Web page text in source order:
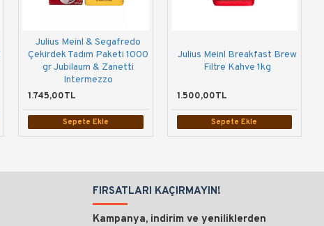
Julius Meinl Filtre Kahve
Tadım Paketi 440 g
1.040,00TL
Sepete Ekle
Julius Meinl President
Çekirdek Kahve 500g
Sepete Ekle
Julius Meinl & Segafredo
Çekirdek Tadım Paketi 1000
gr Jubilaum & Zanetti
Intermezzo
1.745,00TL
Sepete Ekle
Julius Meinl Breakfast Brew
Filtre Kahve 1kg
1.500,00TL
Sepete Ekle
FIRSATLARI KAÇIRMAYIN!
Kampanya, indirim ve yeniliklerden